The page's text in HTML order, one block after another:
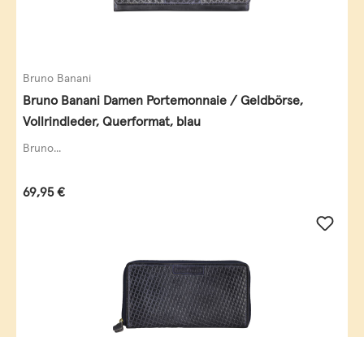
Bruno Banani
Bruno Banani Damen Portemonnaie / Geldbörse,
Vollrindleder, Querformat, blau
Bruno...
Regulärer Preis:
69,95 €